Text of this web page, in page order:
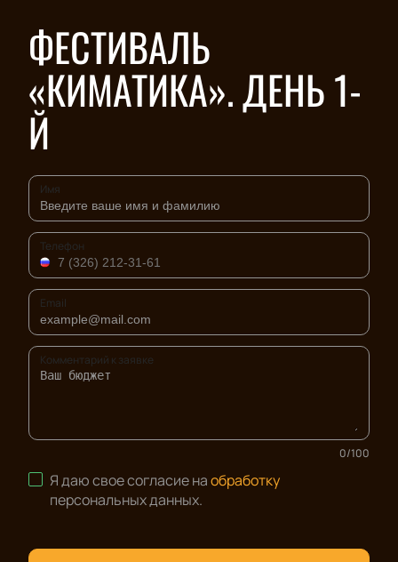
ФЕСТИВАЛЬ
«КИМАТИКА». ДЕНЬ 1-
Й
Имя
Телефон
Email
Комментарий к заявке
0/100
Я даю свое согласие наобработку
персональных данных.